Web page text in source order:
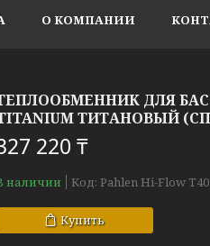
О КОМПАНИИ
ДЛЯ
ТИТАНОВЫЙ
220 ₸
наличии Код: Pahlen Hi-Flow T40
Купить